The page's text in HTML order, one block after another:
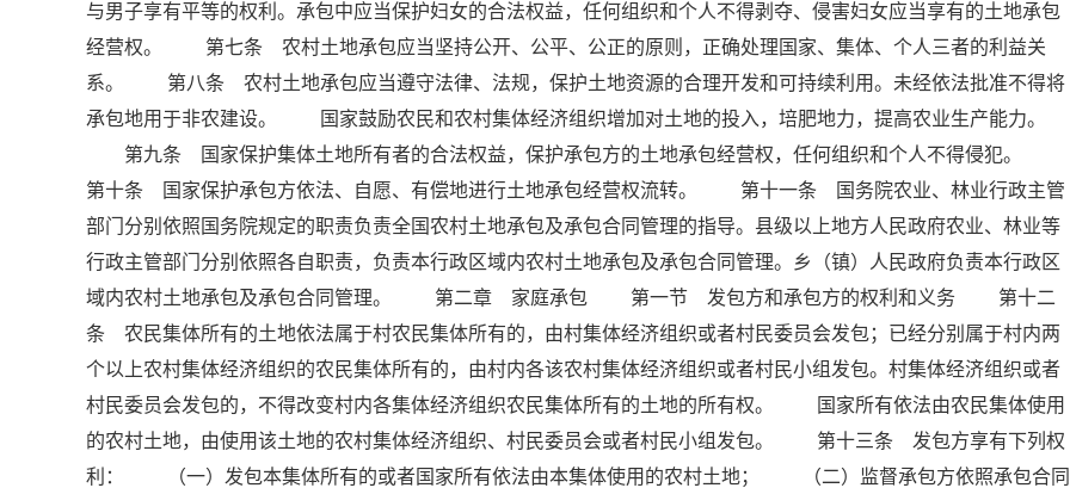
与男子享有平等的权利。承包中应当保护妇女的合法权益，任何组织和个人不得剥夺、侵害妇女应当享有的土地承包
经营权。 第七条 农村土地承包应当坚持公开、公平、公正的原则，正确处理国家、集体、个人三者的利益关
系。 第八条 农村土地承包应当遵守法律、法规，保护土地资源的合理开发和可持续利用。未经依法批准不得将
承包地用于非农建设。 国家鼓励农民和农村集体经济组织增加对土地的投入，培肥地力，提高农业生产能力。
第九条 国家保护集体土地所有者的合法权益，保护承包方的土地承包经营权，任何组织和个人不得侵犯。
第十条 国家保护承包方依法、自愿、有偿地进行土地承包经营权流转。 第十一条 国务院农业、林业行政主管
部门分别依照国务院规定的职责负责全国农村土地承包及承包合同管理的指导。县级以上地方人民政府农业、林业等
行政主管部门分别依照各自职责，负责本行政区域内农村土地承包及承包合同管理。乡（镇）人民政府负责本行政区
域内农村土地承包及承包合同管理。 第二章 家庭承包 第一节 发包方和承包方的权利和义务 第十二
条 农民集体所有的土地依法属于村农民集体所有的，由村集体经济组织或者村民委员会发包；已经分别属于村内两
个以上农村集体经济组织的农民集体所有的，由村内各该农村集体经济组织或者村民小组发包。村集体经济组织或者
村民委员会发包的，不得改变村内各集体经济组织农民集体所有的土地的所有权。 国家所有依法由农民集体使用
的农村土地，由使用该土地的农村集体经济组织、村民委员会或者村民小组发包。 第十三条 发包方享有下列权
利： （一）发包本集体所有的或者国家所有依法由本集体使用的农村土地； （二）监督承包方依照承包合同